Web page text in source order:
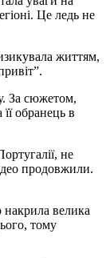
Це ледь не
життям,
За сюжетом,
обранець в
не
продовжили.
накрила велика
тому